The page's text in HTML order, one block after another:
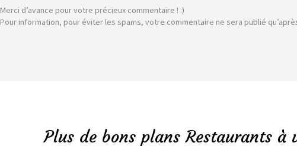
Merci d’avance pour votre précieux commentaire ! :)
Pour information, pour éviter les spams, votre commentaire ne sera publié
Plus de bons plans Restaurants à